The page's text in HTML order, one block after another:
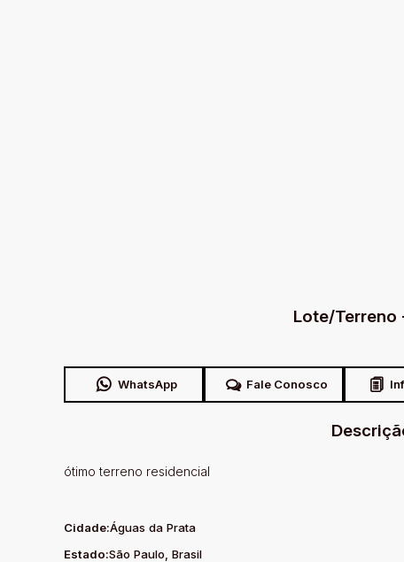
Lote/Terreno
WhatsApp Fale Conosco
ótimo terreno residencial
Cidade:Águas da Prata
Estado:São Paulo, Brasil